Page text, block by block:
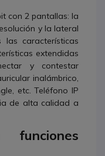
con 2 pantallas: la
y la lateral
características
extendidas
y contestar
inalámbrico,
etc. Teléfono IP
de alta calidad a